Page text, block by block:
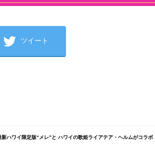
ツイート
ハワイ限定版“メレ”と ハワイの歌姫ライアテア・ヘルムがコラボ